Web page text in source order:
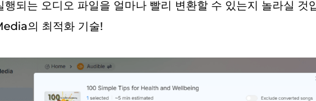
행되는 오디오 파일을 얼마나 빨리 변환할 수 있는지 놀라실 것
의 최적화 기술!